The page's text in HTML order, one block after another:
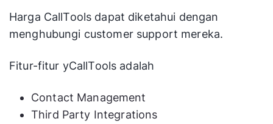
Harga CallTools dapat diketahui dengan
menghubungi customer support mereka.
Fitur-fitur yCallTools adalah
Contact Management
Third Party Integrations